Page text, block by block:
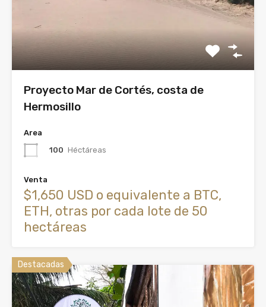
Proyecto Mar de Cortés, costa de
Hermosillo
Area
100 Héctáreas
Venta
$1,650 USD o equivalente a BTC,
ETH, otras por cada lote de 50
hectáreas
Destacadas